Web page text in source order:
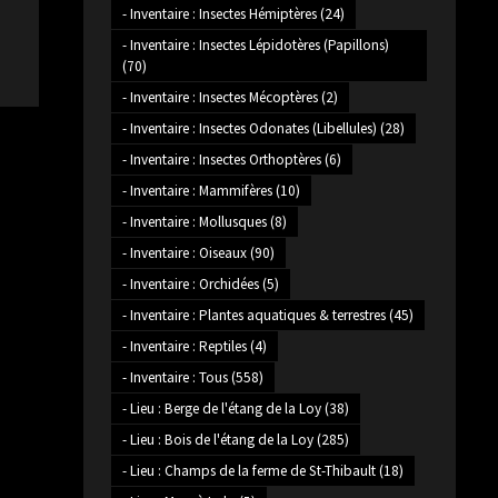
- Inventaire : Insectes Hémiptères(24)
- Inventaire : Insectes Lépidotères (Papillons)
(70)
- Inventaire : Insectes Mécoptères(2)
- Inventaire : Insectes Odonates (Libellules) (28)
- Inventaire : Insectes Orthoptères(6)
- Inventaire : Mammifères(10)
- Inventaire : Mollusques(8)
- Inventaire : Oiseaux(90)
- Inventaire : Orchidées(5)
- Inventaire : Plantes aquatiques & terrestres(45)
- Inventaire : Reptiles(4)
- Inventaire : Tous(558)
- Lieu : Berge de l'étang de la Loy(38)
- Lieu : Bois de l'étang de la Loy(285)
- Lieu : Champs de la ferme de St-Thibault(18)